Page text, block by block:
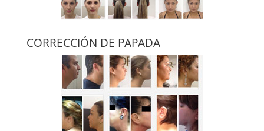
CORRECCIÓN DE PAPADA